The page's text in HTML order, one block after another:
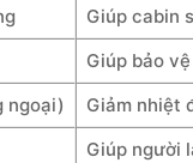
Giúp cabin
Giúp bảo
ngoại)
Giảm nhiệt
Giúp người